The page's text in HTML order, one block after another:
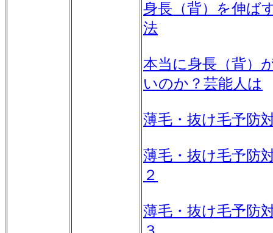
身長（背）を伸ば
法
本当に身長（背）
いのか？芸能人は
薄毛・抜け毛予防
薄毛・抜け毛予防
２
薄毛・抜け毛予防